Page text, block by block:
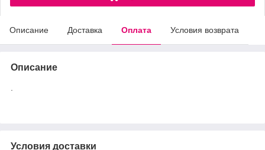
Описание Доставка Оплата Условия возврата
Описание
Условия доставки